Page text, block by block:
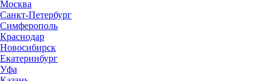
Москва
Санкт-Петербург
Симферополь
Краснодар
Новосибирск
Екатеринбург
Уфа